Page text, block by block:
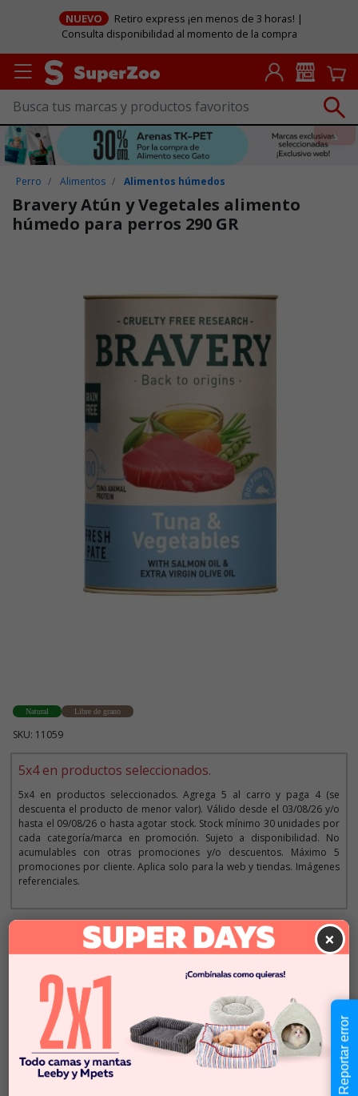
NUEVO
Retiro express ¡en menos de 3 horas! |
Consulta disponibilidad al momento de la compra
Perro Alimentos Alimentos húmedos
Bravery Atún y Vegetales alimento
húmedo para perros 290 GR
Natural Libre de grano
SKU: 11059
5x4 en productos seleccionados.
5x4 en productos seleccionados. Agrega 5 al carro y paga 4 (se
descuenta el producto de menor valor). Válido desde el 03/08/26 y/o
hasta el 09/08/26 o hasta agotar stock. Stock mínimo 30 unidades por
cada categoría/marca en promoción. Sujeto a disponibilidad. No
acumulables con otras promociones y/o descuentos. Máximo 5
promociones por cliente. Aplica solo para la web y tiendas. Imágenes
referenciales.
Descripción
Cantidad:
- +
$3.990
Este producto no está
disponible
×
Reportar error